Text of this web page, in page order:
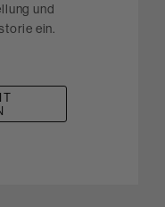
und
ein.